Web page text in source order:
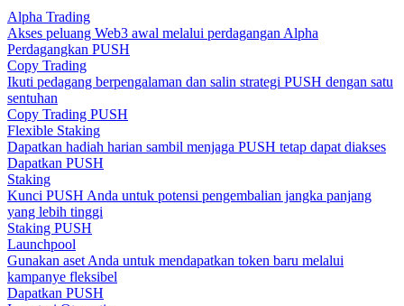
Alpha Trading
Akses peluang Web3 awal melalui perdagangan Alpha
Perdagangkan PUSH
Copy Trading
Ikuti pedagang berpengalaman dan salin strategi PUSH dengan satu
sentuhan
Copy Trading PUSH
Flexible Staking
Dapatkan hadiah harian sambil menjaga PUSH tetap dapat diakses
Dapatkan PUSH
Staking
Kunci PUSH Anda untuk potensi pengembalian jangka panjang
yang lebih tinggi
Staking PUSH
Launchpool
Gunakan aset Anda untuk mendapatkan token baru melalui
kampanye fleksibel
Dapatkan PUSH